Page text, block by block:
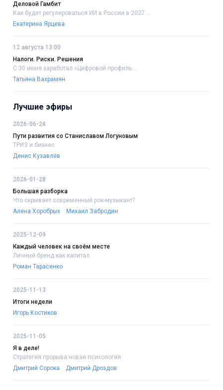
Деловой Гамбит
Как будет регулироваться ИИ в России в 2027....
Екатерина Ярцева
12 августа 13:00
Налоги. Риски. Решения
С 30 июня заработал «Цифровой профиль....
Татьяна Вахрамян
Лучшие эфиры
2026-06-24
Пути развития со Станиславом Логуновым
ТРИЗ и бизнес
Денис Кузавлёв
2026-01-28
Большая разборка
Что скрывает современный рок-музыкант?
Алена Хоробрых
Михаил Забродин
2025-12-09
Каждый человек на своём месте
Личный бренд как капитал
Роман Тарасенко
2025-11-13
Итоги недели
Игорь Костиков
2025-11-05
Я в деле!
Стратегия прорыва:новая психология
Дмитрий Сорока
Дмитрий Дроздов